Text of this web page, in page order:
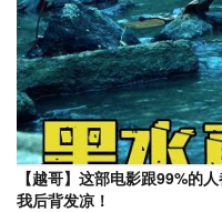
【越哥】这部电影跟99%的
我后背发凉！